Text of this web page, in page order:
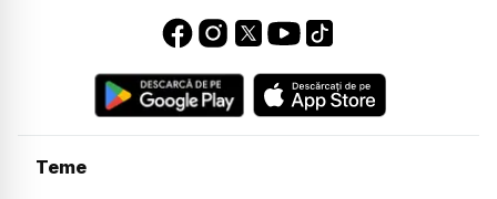
Teme